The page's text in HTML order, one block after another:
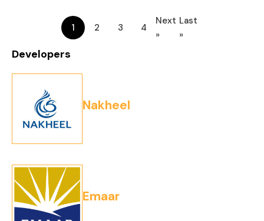
1 2 3 4
Next
»
Last
»
Developers
Nakheel
Emaar